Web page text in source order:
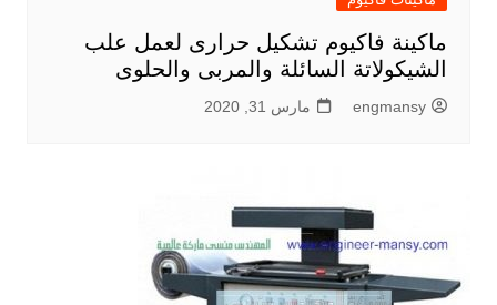
ماكينة فاكيوم تشكيل حرارى لعمل علب
الشيكولاتة السائلة والمربى والحلوى
engmansy مارس 31, 2020